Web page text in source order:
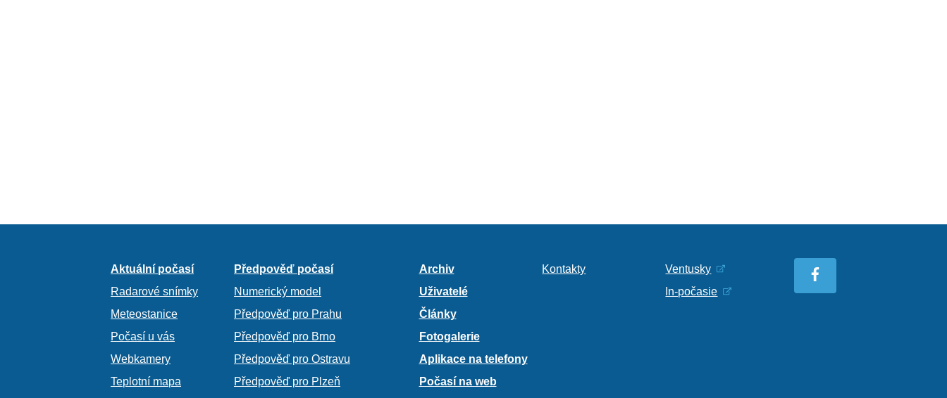
Aktuální počasí
Radarové snímky
Meteostanice
Počasí u vás
Webkamery
Teplotní mapa
Předpověď počasí
Numerický model
Předpověď pro Prahu
Předpověď pro Brno
Předpověď pro Ostravu
Předpověď pro Plzeň
Archiv
Uživatelé
Články
Fotogalerie
Aplikace na telefony
Počasí na web
Kontakty
Ventusky
In-počasie